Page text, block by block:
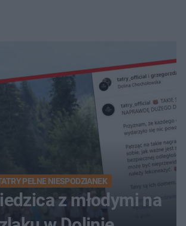
PEŁNE NIESPODZIANEK
z młodymi na